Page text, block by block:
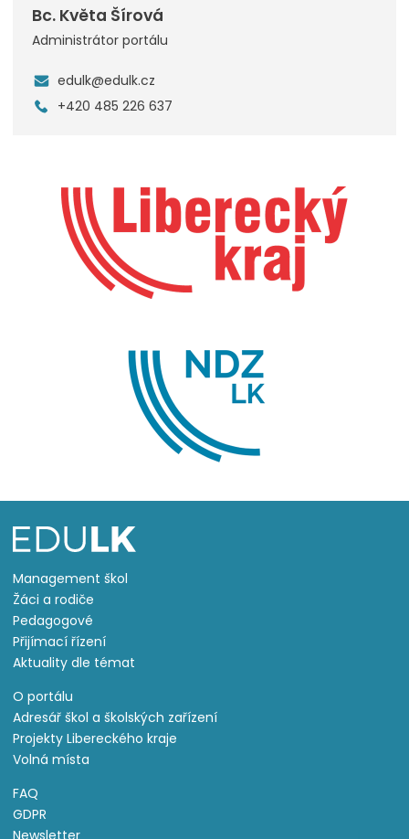
Bc. Květa Šírová
Administrátor portálu
edulk@edulk.cz
+420 485 226 637
Management škol
Žáci a rodiče
Pedagogové
Přijímací řízení
Aktuality dle témat
O portálu
Adresář škol a školských zařízení
Projekty Libereckého kraje
Volná místa
FAQ
GDPR
Newsletter